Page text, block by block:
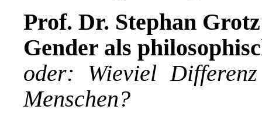
Prof. Dr. Stephan
Gender als
oder: Wieviel
Menschen?